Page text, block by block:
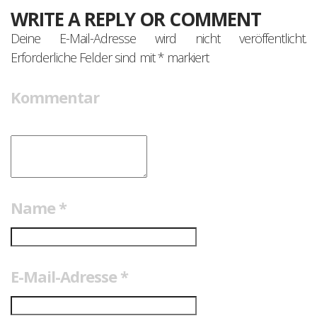
WRITE A REPLY OR COMMENT
Deine E-Mail-Adresse wird nicht veröffentlicht.
Erforderliche Felder sind mit*markiert
Kommentar
Name *
E-Mail-Adresse *